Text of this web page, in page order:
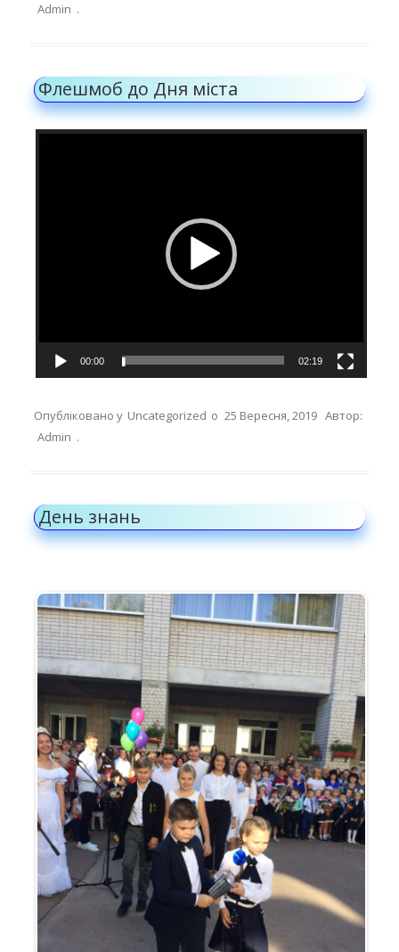
Admin .
Флешмоб до Дня міста
Відеопрогравач
00:00 02:19
Опубліковано у Uncategorized о 25 Вересня, 2019 Автор:
Admin .
День знань